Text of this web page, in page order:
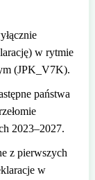
w rytmie
(JPK_V7K).
państwa
2023–2027.
z pierwszych
w